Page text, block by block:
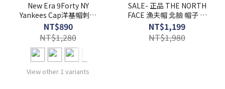
New Era 9Forty NY
Yankees Cap洋基帽刺繡
Logo老帽-C204033
NT$890
NT$1,280
View other 1 variants
SALE- 正品 THE NORTH
FACE 漁夫帽 北臉 帽子 【
FUZY 】 - C204061
NT$1,199
NT$1,980